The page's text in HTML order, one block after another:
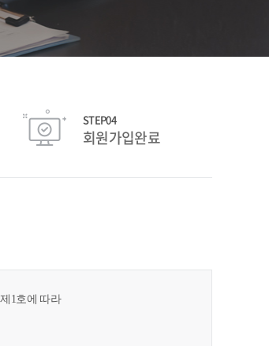
STEP04
회원가입완료
1호에 따라